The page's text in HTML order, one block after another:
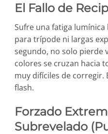
El Fallo de
Sufre una fatiga
para trípode ni largas
segundo, no solo pierde
colores se cruzan hacia
muy difíciles de corregir.
flash.
Forzado
Subrevelado